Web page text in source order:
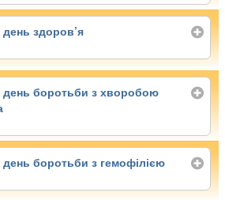
день здоров’я
день боротьби з хворобою
день боротьби з гемофілією